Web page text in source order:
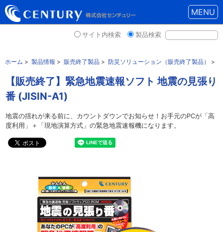
MENU
サイト内検索 製品検索
ホーム > 製品情報 > 販売終了製品 > 防災ソリューション（販売終了製品） >
【販売終了】緊急地震速報ソフト 地震の見張り
番 (JISIN-A1)
地震の揺れが来る前に、カウントダウンでお知らせ！お手元のPCが「高
度利用」＋「現地演算方式」の緊急地震速報機になります。